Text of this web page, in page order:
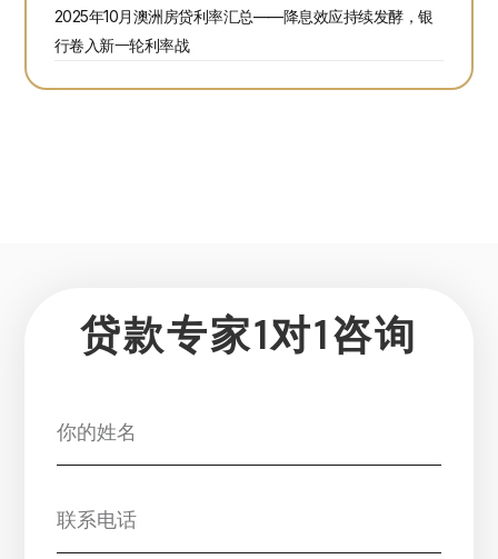
2025年10月澳洲房贷利率汇总——降息效应持续发酵，银
行卷入新一轮利率战
贷款专家1对1咨询